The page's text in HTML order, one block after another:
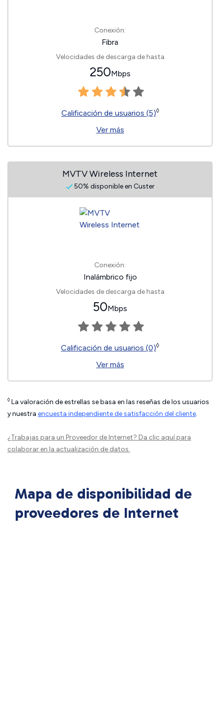
Conexión:
Fibra
Velocidades de descarga de hasta
250Mbps
Calificación de usuarios (5)◊
Ver más
MVTV Wireless Internet
50% disponible en Custer
Conexión:
Inalámbrico fijo
Velocidades de descarga de hasta
50Mbps
Calificación de usuarios (0)◊
Ver más
◊ La valoración de estrellas se basa en las reseñas de los usuarios
y nuestra encuesta independiente de satisfacción del cliente.
¿Trabajas para un Proveedor de Internet? Da clic aquípara
colaborar en la actualización de datos.
Mapa de disponibilidad de
proveedores de Internet